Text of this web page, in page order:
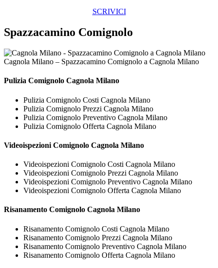
SCRIVICI
Spazzacamino Comignolo
Cagnola Milano – Spazzacamino Comignolo a Cagnola Milano
Pulizia Comignolo Cagnola Milano
Pulizia Comignolo Costi Cagnola Milano
Pulizia Comignolo Prezzi Cagnola Milano
Pulizia Comignolo Preventivo Cagnola Milano
Pulizia Comignolo Offerta Cagnola Milano
Videoispezioni Comignolo Cagnola Milano
Videoispezioni Comignolo Costi Cagnola Milano
Videoispezioni Comignolo Prezzi Cagnola Milano
Videoispezioni Comignolo Preventivo Cagnola Milano
Videoispezioni Comignolo Offerta Cagnola Milano
Risanamento Comignolo Cagnola Milano
Risanamento Comignolo Costi Cagnola Milano
Risanamento Comignolo Prezzi Cagnola Milano
Risanamento Comignolo Preventivo Cagnola Milano
Risanamento Comignolo Offerta Cagnola Milano